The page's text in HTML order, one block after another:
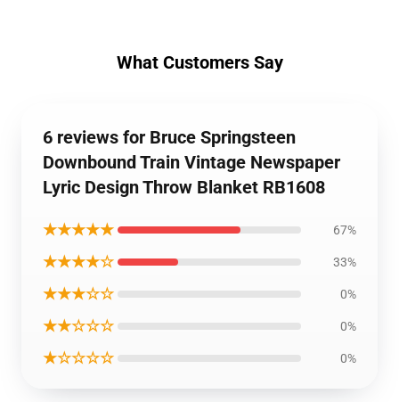
What Customers Say
6 reviews for Bruce Springsteen
Downbound Train Vintage Newspaper
Lyric Design Throw Blanket RB1608
★★★★★ 67%
★★★★☆ 33%
★★★☆☆ 0%
★★☆☆☆ 0%
★☆☆☆☆ 0%